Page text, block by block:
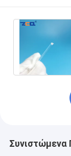
Συνιστώμενα